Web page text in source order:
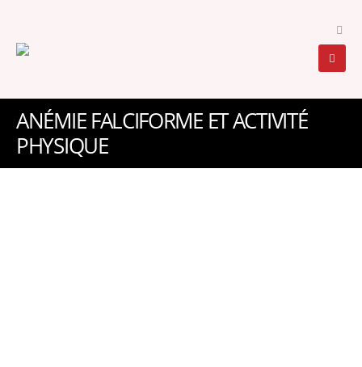
ANÉMIE FALCIFORME ET ACTIVITÉ
PHYSIQUE